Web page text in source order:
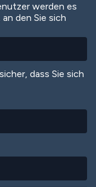
werden es
den Sie sich
dass Sie sich